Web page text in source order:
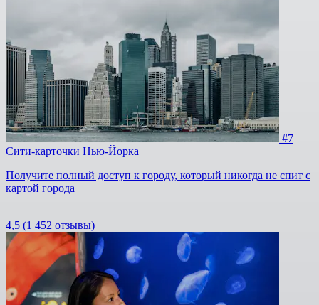
#7
Сити-карточки Нью-Йорка
Получите полный доступ к городу, который никогда не спит с
картой города
4,5 (1 452 отзывы)